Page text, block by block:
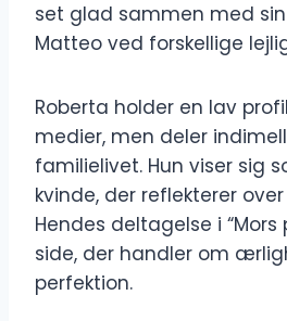
set glad sammen med
Matteo ved forskellige
Roberta holder en lav
medier, men deler
familielivet. Hun viser sig
kvinde, der reflekterer
Hendes deltagelse i “Mors
side, der handler om
perfektion.